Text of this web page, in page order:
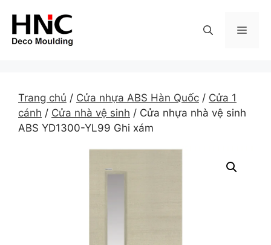
content
Trang chủ / Cửa nhựa ABS Hàn Quốc / Cửa 1
cánh / Cửa nhà vệ sinh / Cửa nhựa nhà vệ sinh
ABS YD1300-YL99 Ghi xám